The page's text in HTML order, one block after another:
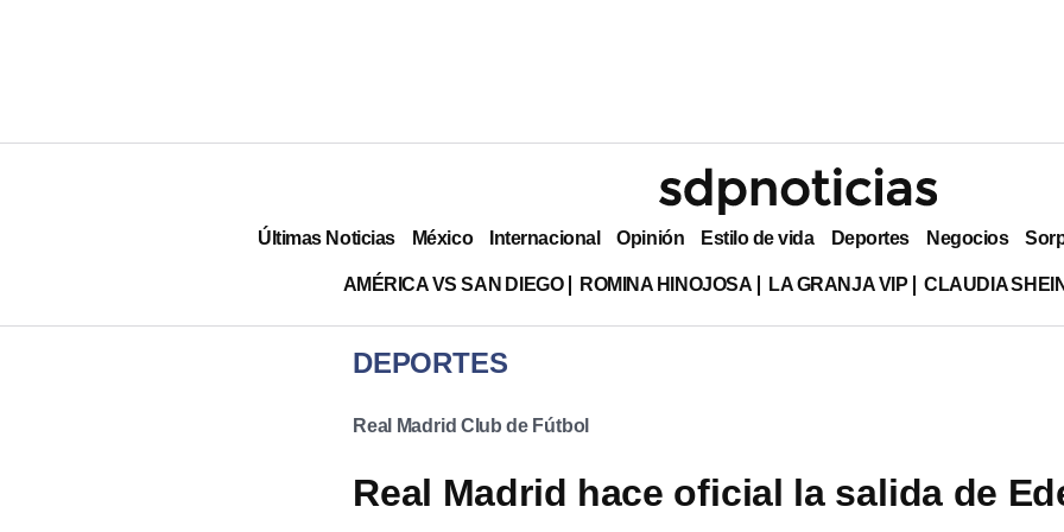
Últimas Noticias México Internacional Opinión Estilo de vida Deportes Negocios
AMÉRICA VS SAN DIEGO ROMINA HINOJOSA LA GRANJA VIP CLAUDIA
DEPORTES
Real Madrid Club de Fútbol
Real Madrid hace oficial la salida de